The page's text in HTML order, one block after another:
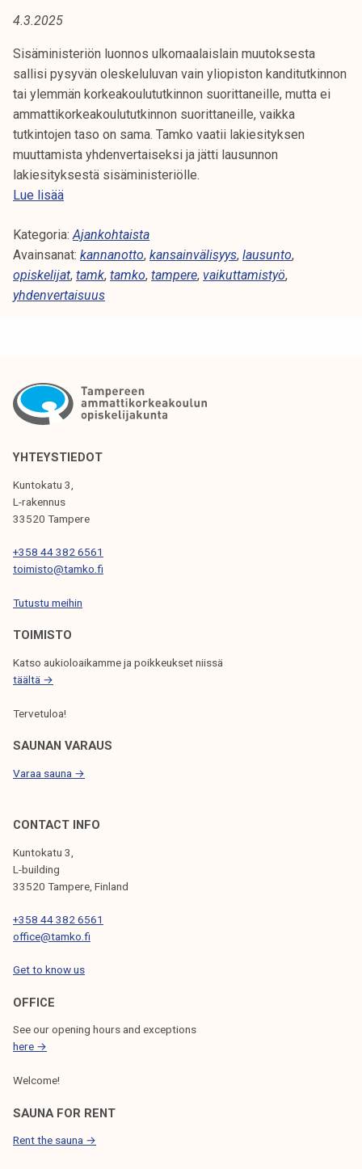
s
a
i
n
v
ä
l
i
y
y
d
e
a
n
u
i
a
o
n
l
o
t
a
u
!
4.3.2025
Sisäministeriön luonnos ulkomaalaislain muutoksesta
sallisi pysyvän oleskeluluvan vain yliopiston kanditutkinnon
tai ylemmän korkeakoulututkinnon suorittaneille, mutta ei
ammattikorkeakoulututkinnon suorittaneille, vaikka
tutkintojen taso on sama. Tamko vaatii lakiesityksen
muuttamista yhdenvertaiseksi ja jätti lausunnon
lakiesityksestä sisäministeriölle.
Lue lisääY
d
e
n
v
i
s
u
o
n
a
a
k
l
a
a
l
a
L
k
s
i
a
Kategoria: Ajankohtaista
Avainsanat: kannanotto, kansainvälisyys, lausunto,
opiskelijat, tamk, tamko, tampere, vaikuttamistyö,
yhdenvertaisuus
YHTEYSTIEDOT
Kuntokatu 3,
L-rakennus
33520 Tampere
+358 44 382 6561
toimisto@tamko.fi
Tutustu meihin
TOIMISTO
Katso aukioloaikamme ja poikkeukset niissä
täältä →
Tervetuloa!
SAUNAN VARAUS
Varaa sauna →
CONTACT INFO
Kuntokatu 3,
L-building
33520 Tampere, Finland
+358 44 382 6561
office@tamko.fi
Get to know us
OFFICE
See our opening hours and exceptions
here →
Welcome!
SAUNA FOR RENT
Rent the sauna →